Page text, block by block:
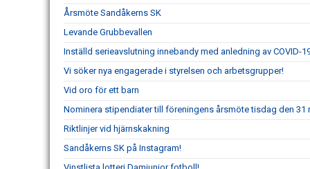
Årsmöte Sandåkerns SK
Levande Grubbevallen
Inställd serieavslutning innebandy med anledning av COVID-
Vi söker nya engagerade i styrelsen och arbetsgrupper!
Vid oro för ett barn
Nominera stipendiater till föreningens årsmöte tisdag den 31
Riktlinjer vid hjärnskakning
Sandåkerns SK på Instagram!